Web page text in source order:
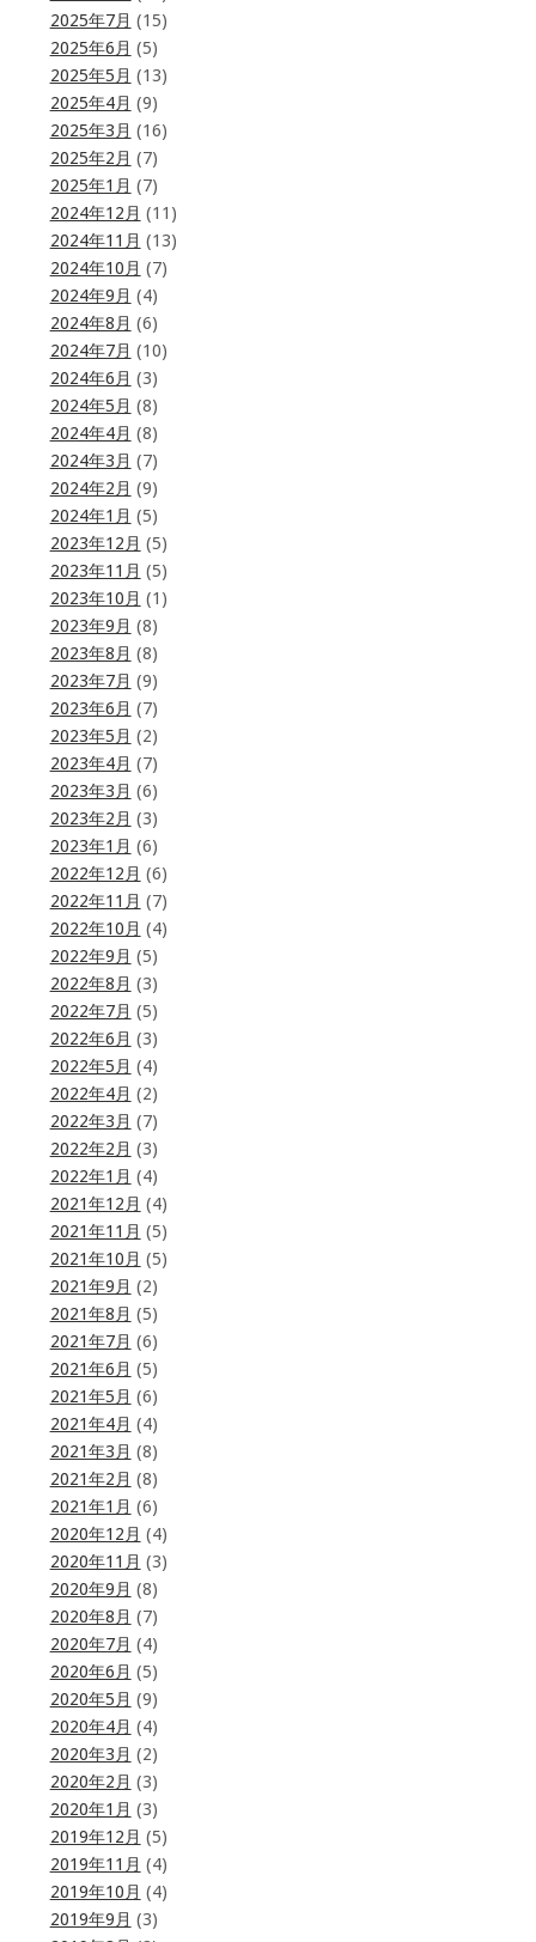
2025年7月 (15)
2025年6月 (5)
2025年5月 (13)
2025年4月 (9)
2025年3月 (16)
2025年2月 (7)
2025年1月 (7)
2024年12月 (11)
2024年11月 (13)
2024年10月 (7)
2024年9月 (4)
2024年8月 (6)
2024年7月 (10)
2024年6月 (3)
2024年5月 (8)
2024年4月 (8)
2024年3月 (7)
2024年2月 (9)
2024年1月 (5)
2023年12月 (5)
2023年11月 (5)
2023年10月 (1)
2023年9月 (8)
2023年8月 (8)
2023年7月 (9)
2023年6月 (7)
2023年5月 (2)
2023年4月 (7)
2023年3月 (6)
2023年2月 (3)
2023年1月 (6)
2022年12月 (6)
2022年11月 (7)
2022年10月 (4)
2022年9月 (5)
2022年8月 (3)
2022年7月 (5)
2022年6月 (3)
2022年5月 (4)
2022年4月 (2)
2022年3月 (7)
2022年2月 (3)
2022年1月 (4)
2021年12月 (4)
2021年11月 (5)
2021年10月 (5)
2021年9月 (2)
2021年8月 (5)
2021年7月 (6)
2021年6月 (5)
2021年5月 (6)
2021年4月 (4)
2021年3月 (8)
2021年2月 (8)
2021年1月 (6)
2020年12月 (4)
2020年11月 (3)
2020年9月 (8)
2020年8月 (7)
2020年7月 (4)
2020年6月 (5)
2020年5月 (9)
2020年4月 (4)
2020年3月 (2)
2020年2月 (3)
2020年1月 (3)
2019年12月 (5)
2019年11月 (4)
2019年10月 (4)
2019年9月 (3)